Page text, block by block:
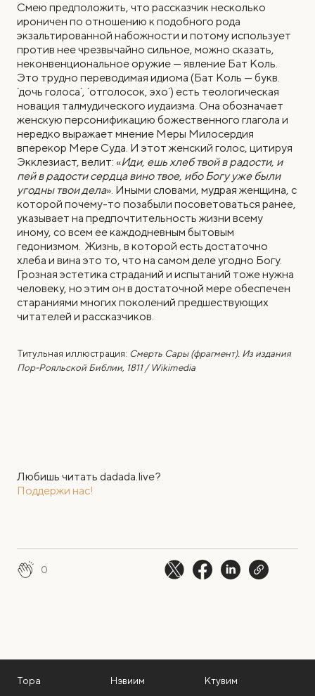
Смею предположить, что рассказчик несколько
ироничен по отношению к подобного рода
экзальтированной набожности и потому использует
против нее чрезвычайно сильное, можно сказать,
неконвенциональное оружие — явление Бат Коль.
Это трудно переводимая идиома (Бат Коль — букв.
`дочь голоса`, `отголосок, эхо`) есть теологическая
новация талмудического иудаизма. Она обозначает
женскую персонификацию божественного глагола и
нередко выражает мнение Меры Милосердия
вперекор Мере Суда. И этот женский голос, цитируя
Экклезиаст, велит: «Иди, ешь хлеб твой в радости, и
пей в радости сердца вино твое, ибо Богу уже были
угодны твои дела». Иными словами, мудрая женщина, с
которой почему-то позабыли посоветоваться ранее,
указывает на предпочтительность жизни всему
иному, со всем ее каждодневным бытовым
гедонизмом. Жизнь, в которой есть достаточно
хлеба и вина это то, что на самом деле угодно Богу.
Грозная эстетика страданий и испытаний тоже нужна
человеку, но этим он в достаточной мере обеспечен
стараниями многих поколений предшествующих
читателей и рассказчиков.
Титульная иллюстрация: Смерть Сары (фрагмент). Из издания
Пор-Рояльской Библии, 1811 / Wikimedia
Любишь читать dadada.live?
Поддержи нас!
0
Тора Нэвиим Ктувим